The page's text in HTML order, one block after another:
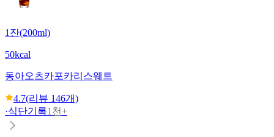
1잔(200ml)
50kcal
동아오츠카포카리스웨트
4.7(리뷰 146개)
·식단기록1천+